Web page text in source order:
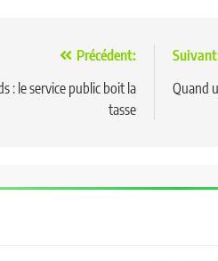
Précédent:
: le service public boit la
tasse
Quand